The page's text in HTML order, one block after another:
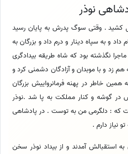
نوذر
. وقتی سوگ پدرش به پایان رسید
و به سپاه دینار و درم داد و بزرگان به
نگذشته بود که شاه طریقه بیدادگری
زد و با موبدان و آزادگان دشمنی کرد و
خاطر در پهنه فرمانرواییش بزرگان
گوشه و کنار مملکت به پا شد .نوذر
که : دلگرمی من به توست . در پادشاهی
نیاز دارم .
به استقبالش آمدند و از بیداد نوذر سخن